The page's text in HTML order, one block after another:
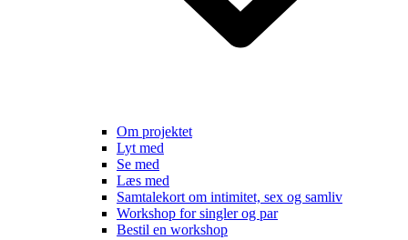
Om projektet
Lyt med
Se med
Læs med
Samtalekort om intimitet, sex og samliv
Workshop for singler og par
Bestil en workshop